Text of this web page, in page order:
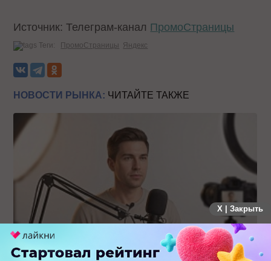
Источник: Телеграм-канал ПромоСтраницы
Теги: ПромоСтраницы Яндекс
НОВОСТИ РЫНКА: ЧИТАЙТЕ ТАКЖЕ
Российский рынок инфлюенс-маркетинга вошел в фазу
стагнации после нескольких лет роста
X | Закрыть